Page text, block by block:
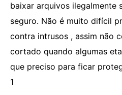
baixar arquivos ilegalmente
seguro. Não é muito difícil
contra intrusos , assim não
cortado quando algumas
que preciso para ficar
1